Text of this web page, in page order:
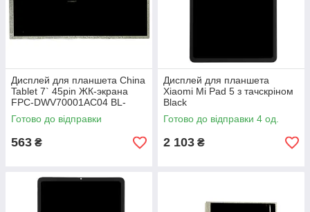
Дисплей для планшета China
Tablet 7` 45pin ЖК-экрана
FPC-DWV70001AC04 BL-
DWV70001AC00 fpc-
dwv70001ac04
Готово до відправки
563 ₴
Дисплей для планшета
Xiaomi Mi Pad 5 з тачскріном
Black
Готово до відправки 4 од.
2 103 ₴